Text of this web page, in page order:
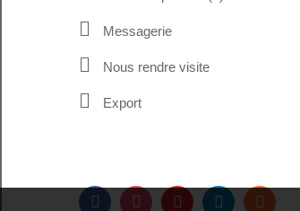
Messagerie
Nous rendre visite
Export